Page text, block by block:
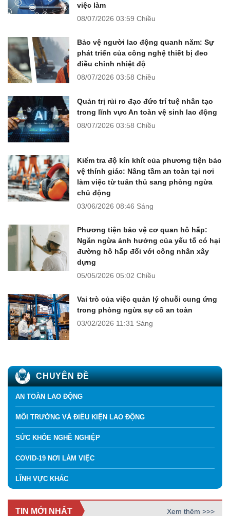
việc làm
08/07/2026 03:59 Chiều
Bảo vệ người lao động quanh năm: Sự
phát triển của công nghệ thiết bị đeo
điều chỉnh nhiệt độ
08/07/2026 03:58 Chiều
Quản trị rủi ro đạo đức trí tuệ nhân tạo
trong lĩnh vực An toàn vệ sinh lao động
08/07/2026 03:58 Chiều
Kiểm tra độ kín khít của phương tiện bảo
vệ thính giác: Nâng tầm an toàn tại nơi
làm việc từ tuân thủ sang phòng ngừa
chủ động
03/06/2026 08:46 Sáng
Phương tiện bảo vệ cơ quan hô hấp:
Ngăn ngừa ảnh hưởng của yếu tố có hại
đường hô hấp đối với công nhân xây
dựng
05/05/2026 05:02 Chiều
Vai trò của việc quản lý chuỗi cung ứng
trong phòng ngừa sự cố an toàn
03/02/2026 11:31 Sáng
CHUYÊN ĐỀ
AN TOÀN LAO ĐỘNG
MÔI TRƯỜNG VÀ ĐIỀU KIỆN LAO ĐỘNG
SỨC KHỎE NGHỀ NGHIỆP
COVID-19 NƠI LÀM VIỆC
LĨNH VỰC KHÁC
TIN MỚI NHẤT Xem thêm >>>